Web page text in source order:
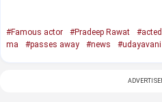
#Famous actor #Pradeep Rawat #acted
ma
#passes away #news